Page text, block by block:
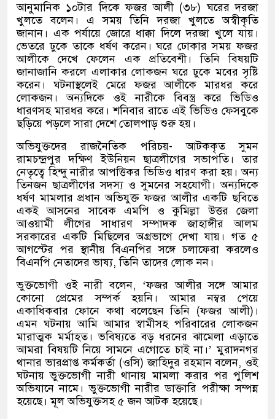
আনুমানিক ১০টার দিকে ফজর আলী (৩৮) ঘরের দরজা
খুলতে বলেন। এ সময় তিনি দরজা খুলতে অস্বীকৃতি
জানান। এক পর্যায়ে জোরে ধাক্কা দিলে দরজা খুলে যায়।
ভেতরে ঢুকে তাকে ধর্ষণ করেন। ঘরে ঢোকার সময় ফজর
আলীকে দেখে ফেলেন এক প্রতিবেশী। তিনি বিষয়টি
জানাজানি করলে এলাকার লোকজন ঘরে ঢুকে মবের সৃষ্টি
করেন। ঘটনাস্থলেই মেরে ফজর আলীকে মারধর করে
লোকজন। অন্যদিকে ওই নারীকে বিবস্ত্র করে ভিডিও
ধারণসহ মারধর করে। শনিবার রাতে এই ভিডিও ফেসবুকে
ছড়িয়ে পড়লে সারা দেশে তোলপাড় শুরু হয়।
অভিযুক্তদের রাজনৈতিক পরিচয়- আটককৃত সুমন
রামচন্দ্রপুর দক্ষিণ ইউনিয়ন ছাত্রলীগের সভাপতি। তার
নেতৃত্বে হিন্দু নারীর আপত্তিকর ভিডিও ধারণ করা হয়। অন্য
তিনজন ছাত্রলীগের সদস্য ও সুমনের সহযোগী। অন্যদিকে
ধর্ষণ মামলার প্রধান অভিযুক্ত ফজর আলীর একটি ছবিতে
একই আসনের সাবেক এমপি ও কুমিল্লা উত্তর জেলা
আওয়ামী লীগের সাধারণ সম্পাদক জাহাঙ্গীর আলম
সরকারের একটি মিছিলের অগ্রভাগে দেখা যায়। গত ৫
আগস্টের পর স্থানীয় বিএনপির সঙ্গে চলাফেরা করলেও
বিএনপি নেতাদের ভাষ্য, তিনি তাদের লোক নন।
ভুক্তভোগী ওই নারী বলেন, ‘ফজর আলীর সঙ্গে আমার
কোনো প্রেমের সম্পর্ক হয়নি। আমার নম্বর পেয়ে
একাধিকবার ফোনে কথা বলেছেন তিনি (ফজর আলী)।
এমন ঘটনায় আমি আমার স্বামীসহ পরিবারের লোকজন
মারাত্মক মর্মাহত। ভবিষ্যতে বড় ধরনের ঝামেলা এড়াতে
আমরা বিষয়টি নিয়ে সামনে এগোতে চাই না।’ মুরাদনগর
থানার ভারপ্রাপ্ত কর্মকর্তা (ওসি) জাহিদুর রহমান বলেন, ওই
ঘটনায় ভুক্তভোগী নারী থানায় মামলা করার পর পুলিশ
অভিযানে নামে। ভুক্তভোগী নারীর ডাক্তারি পরীক্ষা সম্পন্ন
হয়েছে। মূল অভিযুক্তসহ ৫ জন আটক হয়েছে।